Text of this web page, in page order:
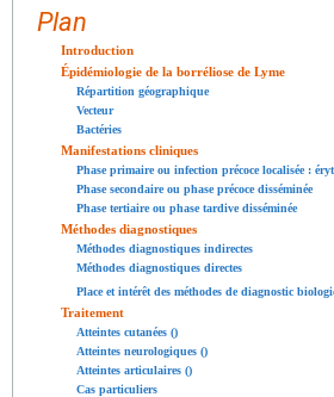
Plan
Introduction
Épidémiologie de la borréliose de Lyme
Répartition géographique
Vecteur
Bactéries
Manifestations cliniques
Phase primaire ou infection précoce localisée :
Phase secondaire ou phase précoce disséminée
Phase tertiaire ou phase tardive disséminée
Méthodes diagnostiques
Méthodes diagnostiques indirectes
Méthodes diagnostiques directes
Place et intérêt des méthodes de diagnostic
Traitement
Atteintes cutanées ()
Atteintes neurologiques ()
Atteintes articulaires ()
Cas particuliers